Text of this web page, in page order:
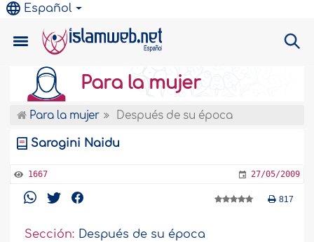
Español
Para la mujer
Para la mujer Después de su época
Sarogini Naidu
1667 27/05/2009
817
Sección: Después de su época